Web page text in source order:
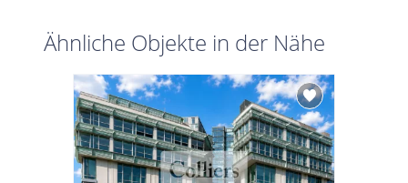
Ähnliche Objekte in der Nähe